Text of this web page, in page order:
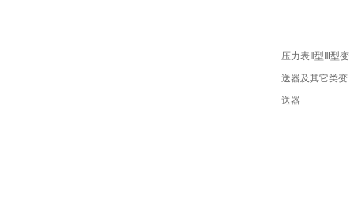
压力表Ⅱ型Ⅲ型变
送器及其它类变
送器